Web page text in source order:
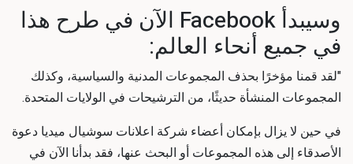
وسيبدأ Facebook الآن في طرح هذا
في جميع أنحاء العالم:
"لقد قمنا مؤخرًا بحذف المجموعات المدنية والسياسية، وكذلك
المجموعات المنشأة حديثًا، من الترشيحات في الولايات المتحدة.
في حين لا يزال بإمكان أعضاء شركة اعلانات سوشيال ميديا دعوة
الأصدقاء إلى هذه المجموعات أو البحث عنها، فقد بدأنا الآن في